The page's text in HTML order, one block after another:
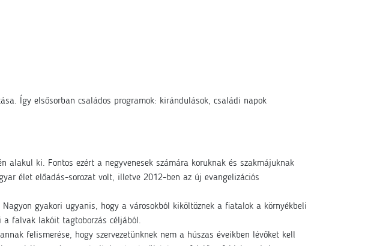
Így elsősorban családos programok: kirándulások, családi napok
alakul ki. Fontos ezért a negyvenesek számára koruknak és szakmájuknak
élet előadás-sorozat volt, illetve 2012-ben az új evangelizációs
gyakori ugyanis, hogy a városokból kiköltöznek a fiatalok a környékbeli
a falvak lakóit tagtoborzás céljából.
felismerése, hogy szervezetünknek nem a húszas éveikben lévőket kell